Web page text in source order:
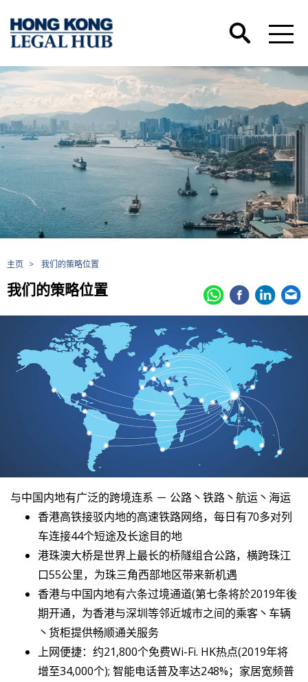
主页 > 我们的策略位置
我们的策略位置
与中国内地有广泛的跨境连系 － 公路丶铁路丶航运丶海运
香港高铁接驳内地的高速铁路网络，每日有70多对列
车连接44个短途及长途目的地
港珠澳大桥是世界上最长的桥隧组合公路，横跨珠江
口55公里，为珠三角西部地区带来新机遇
香港与中国内地有六条过境通道(第七条将於2019年後
期开通，为香港与深圳等邻近城市之间的乘客丶车辆
丶货柜提供畅顺通关服务
上网便捷：约21,800个免费Wi-Fi. HK热点(2019年将
增至34,000个); 智能电话普及率达248%；家居宽频普